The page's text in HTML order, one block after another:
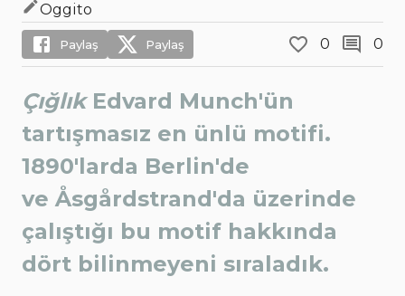
Oggito
Paylaş Paylaş 0 0
Çığlık Edvard Munch'ün
tartışmasız en ünlü motifi.
1890'larda Berlin'de
ve Åsgårdstrand'da üzerinde
çalıştığı bu motif hakkında
dört bilinmeyeni sıraladık.